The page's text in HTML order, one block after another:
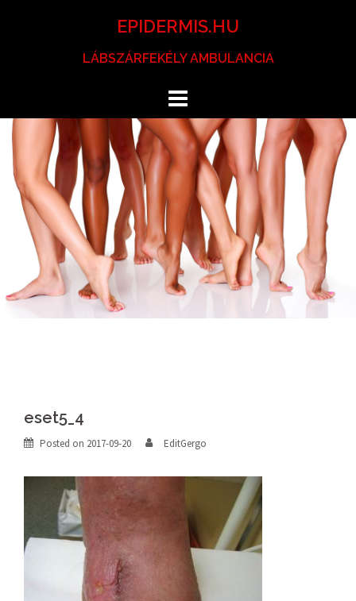
EPIDERMIS.HU
LÁBSZÁRFEKÉLY AMBULANCIA
eset5_4
Posted on 2017-09-20 EditGergo